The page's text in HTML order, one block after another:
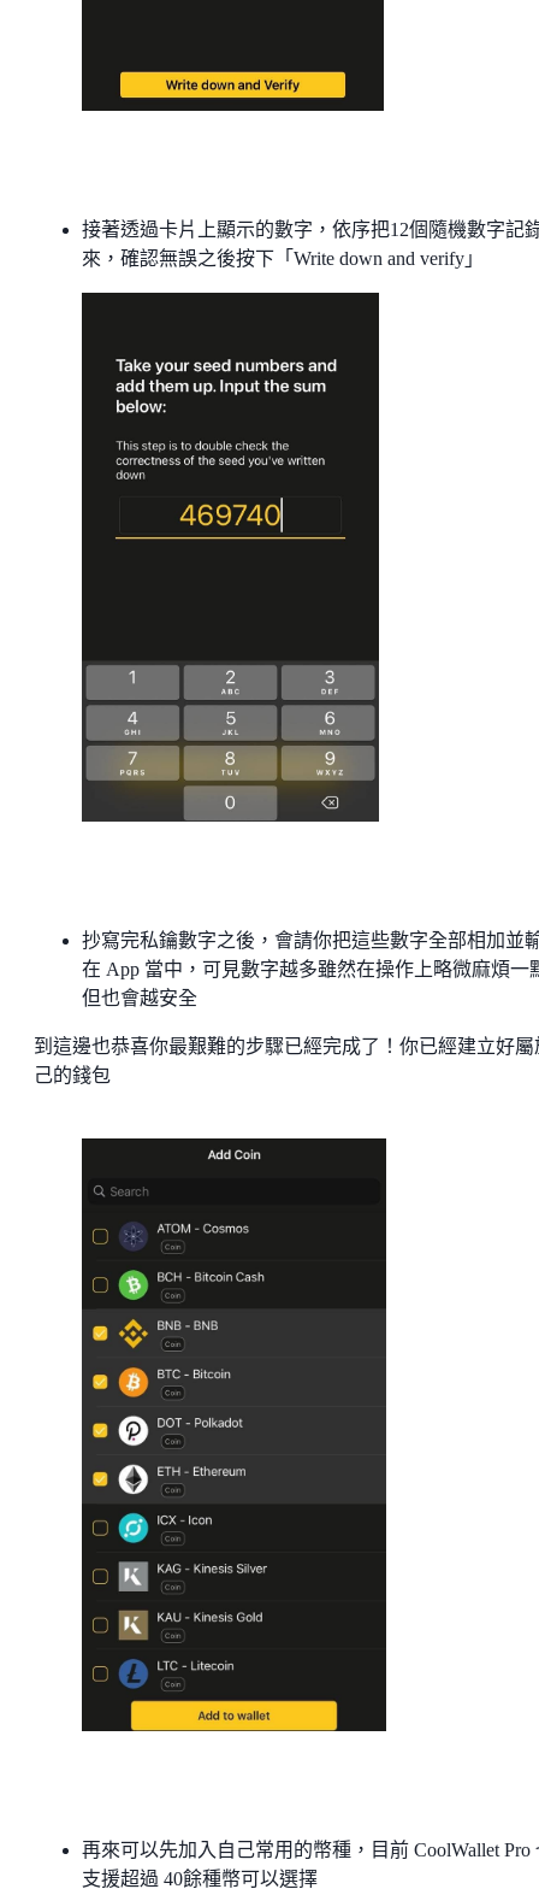
接著透過卡片上顯示的數字，依序把12個隨機數字記
來，確認無誤之後按下「Write down and verify」
抄寫完私鑰數字之後，會請你把這些數字全部相加並
在 App 當中，可見數字越多雖然在操作上略微麻煩一
但也會越安全
到這邊也恭喜你最艱難的步驟已經完成了！你已經建立好屬
己的錢包
再來可以先加入自己常用的幣種，目前 CoolWallet Pro
支援超過 40餘種幣可以選擇